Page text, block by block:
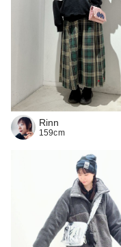
Rinn
159cm